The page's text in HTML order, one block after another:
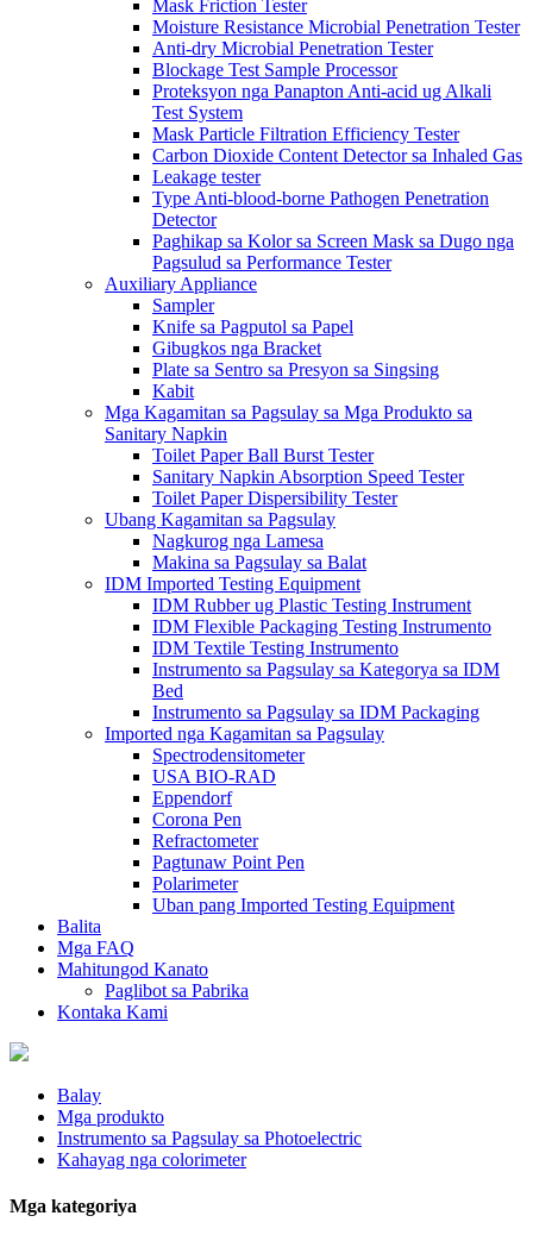
Mask Friction Tester
Moisture Resistance Microbial Penetration Tester
Anti-dry Microbial Penetration Tester
Blockage Test Sample Processor
Proteksyon nga Panapton Anti-acid ug Alkali
Test System
Mask Particle Filtration Efficiency Tester
Carbon Dioxide Content Detector sa Inhaled Gas
Leakage tester
Type Anti-blood-borne Pathogen Penetration
Detector
Paghikap sa Kolor sa Screen Mask sa Dugo nga
Pagsulud sa Performance Tester
Auxiliary Appliance
Sampler
Knife sa Pagputol sa Papel
Gibugkos nga Bracket
Plate sa Sentro sa Presyon sa Singsing
Kabit
Mga Kagamitan sa Pagsulay sa Mga Produkto sa
Sanitary Napkin
Toilet Paper Ball Burst Tester
Sanitary Napkin Absorption Speed ​​Tester
Toilet Paper Dispersibility Tester
Ubang Kagamitan sa Pagsulay
Nagkurog nga Lamesa
Makina sa Pagsulay sa Balat
IDM Imported Testing Equipment
IDM Rubber ug Plastic Testing Instrument
IDM Flexible Packaging Testing Instrumento
IDM Textile Testing Instrumento
Instrumento sa Pagsulay sa Kategorya sa IDM
Bed
Instrumento sa Pagsulay sa IDM Packaging
Imported nga Kagamitan sa Pagsulay
Spectrodensitometer
USA BIO-RAD
Eppendorf
Corona Pen
Refractometer
Pagtunaw Point Pen
Polarimeter
Uban pang Imported Testing Equipment
Balita
Mga FAQ
Mahitungod Kanato
Paglibot sa Pabrika
Kontaka Kami
Balay
Mga produkto
Instrumento sa Pagsulay sa Photoelectric
Kahayag nga colorimeter
Mga kategoriya